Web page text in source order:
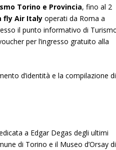
Torino e Provincia, fino al 2
fly Air Italy operati da Roma a
il punto informativo di
per l’ingresso gratuito alla
d’identità e la compilazione di
a Edgar Degas degli ultimi
di Torino e il Museo d’Orsay di